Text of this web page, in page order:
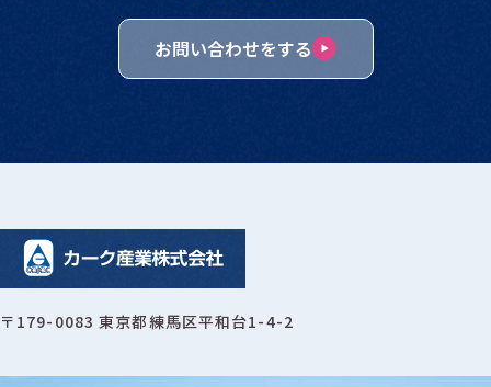
お問い合わせをする
〒179-0083 東京都練馬区平和台1-4-2